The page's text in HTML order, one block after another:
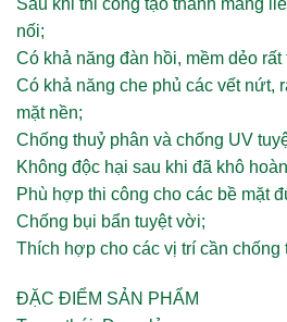
Sau khi thi công tạo thành màng
nối;
Có khả năng đàn hồi, mềm dẻo rất
Có khả năng che phủ các vết nứt,
mặt nền;
Chống thuỷ phân và chống UV
Không độc hại sau khi đã khô
Phù hợp thi công cho các bề mặt
Chống bụi bẩn tuyệt vời;
Thích hợp cho các vị trí cần chống
ĐẶC ĐIỂM SẢN PHẨM